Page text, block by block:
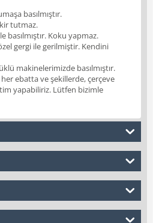
basılmıştır.
tutmaz.
basılmıştır. Koku yapmaz.
gergi ile gerilmiştir. Kendini
makinelerimizde basılmıştır.
ebatta ve şekillerde, çerçeve
yapabiliriz. Lütfen bizimle